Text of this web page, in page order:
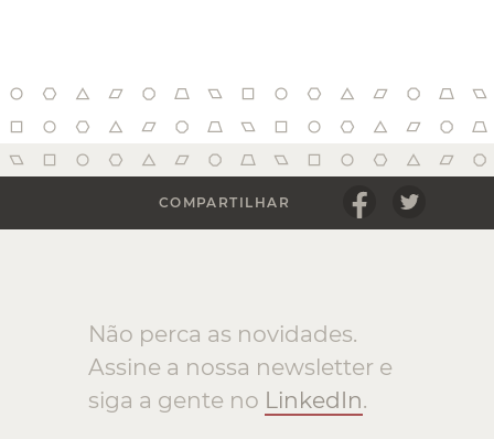
COMPARTILHAR
Não perca as novidades.
Assine a nossa newsletter e
siga a gente no LinkedIn.